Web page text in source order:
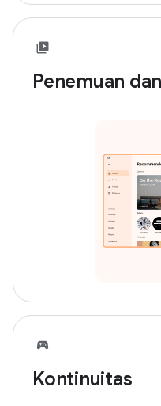
Penemuan
Kontinuitas